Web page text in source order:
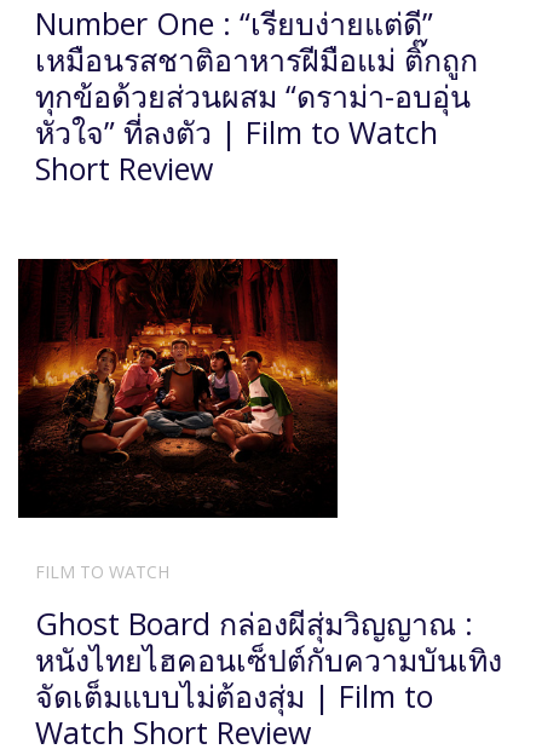
Number One : “เรียบง่ายแต่ดี”
เหมือนรสชาติอาหารฝีมือแม่ ติ๊กถูก
ทุกข้อด้วยส่วนผสม “ดราม่า-อบอุ่น
หัวใจ” ที่ลงตัว | Film to Watch
Short Review
FILM TO WATCH
Ghost Board กล่องผีสุ่มวิญญาณ :
หนังไทยไฮคอนเซ็ปต์กับความบันเทิง
จัดเต็มแบบไม่ต้องสุ่ม | Film to
Watch Short Review